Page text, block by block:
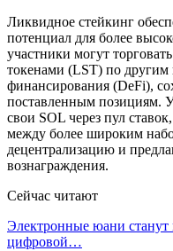
Ликвидное стейкинг
потенциал для более
участники могут
токенами (LST) по другим
финансирования (DeFi),
поставленным позициям.
свои SOL через пул
между более широким
децентрализацию и
вознаграждения.
Сейчас читают
Электронные юани
цифровой…